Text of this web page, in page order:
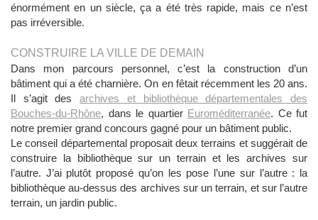
énormément en un siècle, ça a été très rapide, mais ce n’est
pas irréversible.
CONSTRUIRE LA VILLE DE DEMAIN
Dans mon parcours personnel, c’est la construction d’un
bâtiment qui a été charnière. On en fêtait récemment les 20 ans.
Il s’agit desarchives et bibliothèque départementales des
Bouches-du-Rhône, dans le quartier Euroméditerranée. Ce fut
notre premier grand concours gagné pour un bâtiment public.
Le conseil départemental proposait deux terrains et suggérait de
construire la bibliothèque sur un terrain et les archives sur
l’autre. J’ai plutôt proposé qu’on les pose l’une sur l’autre : la
bibliothèque au-dessus des archives sur un terrain, et sur l’autre
terrain, un jardin public.